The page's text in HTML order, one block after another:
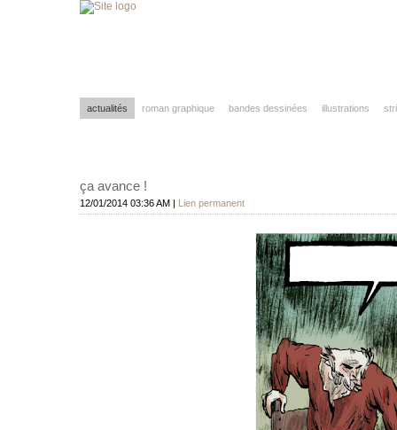
actualités roman graphique bandes dessinées illustrations
ça avance !
12/01/2014 03:36 AM | Lien permanent